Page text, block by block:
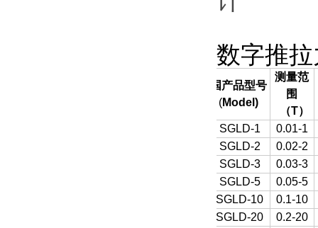
数字推
国产品型号
(Model)
测量范
围
（T）
SGLD-1
0.01-1
SGLD-2
0.02-2
SGLD-3
0.03-3
SGLD-5
0.05-5
SGLD-10
0.1-10
SGLD-20
0.2-20